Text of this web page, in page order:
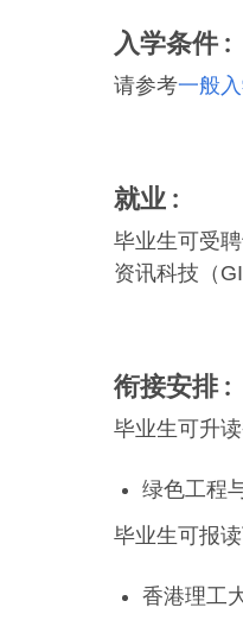
入学条件
请参考一般
就业
毕业生可受
资讯科技（
衔接安排
毕业生可升
绿色工程
毕业生可报
香港理工